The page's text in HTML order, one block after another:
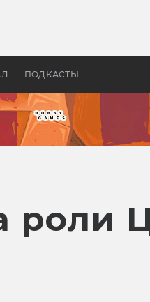
ПОДКАСТЫ
колец»
роли